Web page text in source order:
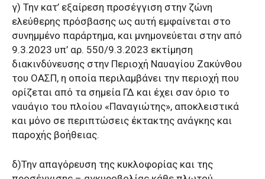
γ) Την κατ’ εξαίρεση προσέγγιση στην ζώνη
ελεύθερης πρόσβασης ως αυτή εμφαίνεται στο
συνημμένο παράρτημα, και μνημονεύεται στην από
9.3.2023 υπ’ αρ. 550/9.3.2023 εκτίμηση
διακινδύνευσης στην Περιοχή Ναυαγίου Ζακύνθου
του ΟΑΣΠ, η οποία περιλαμβάνει την περιοχή που
ορίζεται από τα σημεία ΓΔ και έχει σαν όριο το
ναυάγιο του πλοίου «Παναγιώτης», αποκλειστικά
και μόνο σε περιπτώσεις έκτακτης ανάγκης και
παροχής βοήθειας.
δ)Την απαγόρευση της κυκλοφορίας και της